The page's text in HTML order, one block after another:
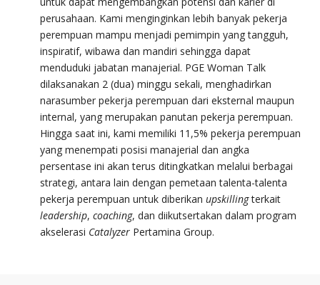
perusahaan. Kami menginginkan lebih banyak pekerja
perempuan mampu menjadi pemimpin yang tangguh,
inspiratif, wibawa dan mandiri sehingga dapat
menduduki jabatan manajerial. PGE Woman Talk
dilaksanakan 2 (dua) minggu sekali, menghadirkan
narasumber pekerja perempuan dari eksternal maupun
internal, yang merupakan panutan pekerja perempuan.
Hingga saat ini, kami memiliki 11,5% pekerja perempuan
yang menempati posisi manajerial dan angka
persentase ini akan terus ditingkatkan melalui berbagai
strategi, antara lain dengan pemetaan talenta-talenta
pekerja perempuan untuk diberikan upskillingterkait
leadership, coaching, dan diikutsertakan dalam program
akselerasi Catalyzer Pertamina Group.